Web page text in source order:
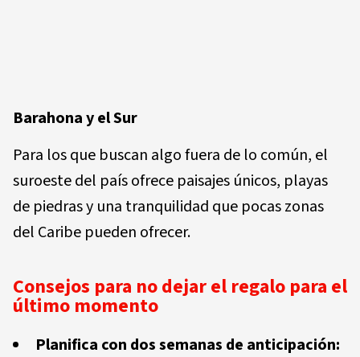
Barahona y el Sur
Para los que buscan algo fuera de lo común, el
suroeste del país ofrece paisajes únicos, playas
de piedras y una tranquilidad que pocas zonas
del Caribe pueden ofrecer.
Consejos para no dejar el regalo para el
último momento
Planifica con dos semanas de anticipación: